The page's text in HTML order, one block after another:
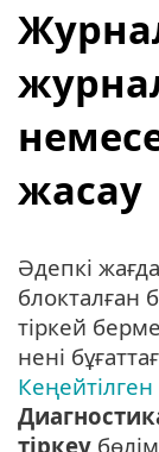
жасау
Әдепкі
блокталған
тіркей
нені
тіркеу